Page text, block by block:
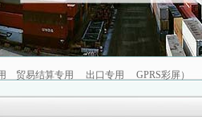
贸易结算专用 出口专用 GPRS彩屏）